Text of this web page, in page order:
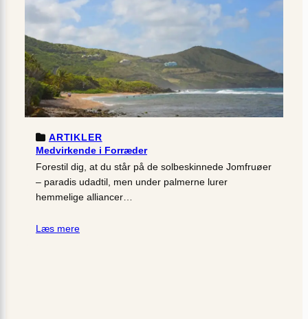
ARTIKLER
Medvirkende i Forræder
Forestil dig, at du står på de solbeskinnede Jomfruøer
– paradis udadtil, men under palmerne lurer
hemmelige alliancer…
Læs mere